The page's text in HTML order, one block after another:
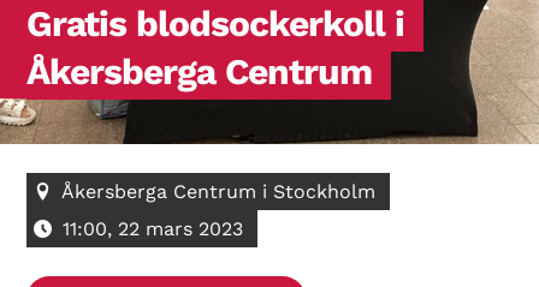
Gratis blodsockerkoll i
Åkersberga Centrum
Åkersberga Centrum i Stockholm
11:00, 22 mars 2023